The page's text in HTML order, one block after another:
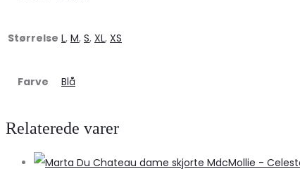
Størrelse L, M, S, XL, XS
Farve Blå
Relaterede varer